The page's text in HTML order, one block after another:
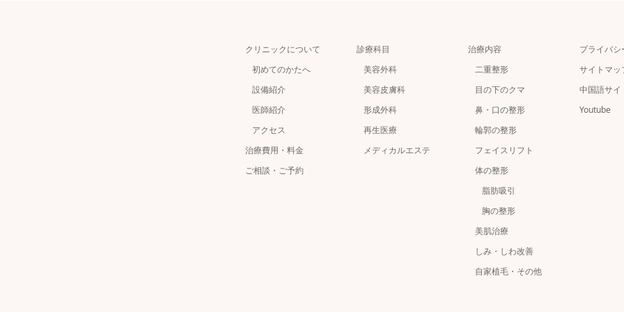
クリニックについて
初めてのかたへ
設備紹介
医師紹介
アクセス
治療費用・料金
ご相談・ご予約
診療科目
美容外科
美容皮膚科
形成外科
再生医療
メディカルエステ
治療内容
二重整形
目の下のクマ
鼻・口の整形
輪郭の整形
フェイスリフト
体の整形
脂肪吸引
胸の整形
美肌治療
しみ・しわ改善
自家植毛・その他
プライバシ
サイトマッ
中国語サイ
Youtube